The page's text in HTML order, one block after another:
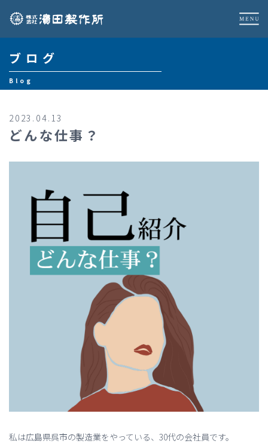
ブログ
Blog
2023.04.13
どんな仕事？
私は広島県呉市の製造業をやっている、30代の会社員です。